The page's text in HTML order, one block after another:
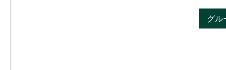
グル